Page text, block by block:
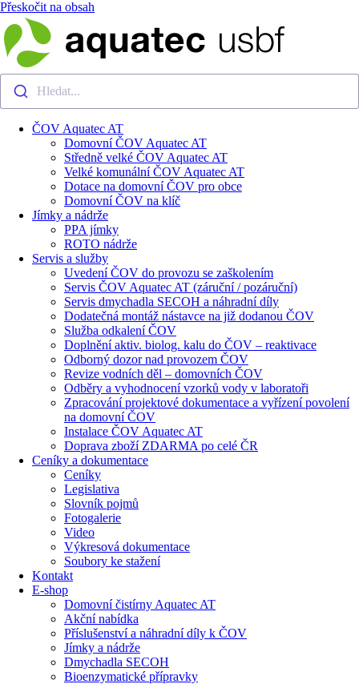
Přeskočit na obsah
Hledat...
ČOV Aquatec AT
Domovní ČOV Aquatec AT
Středně velké ČOV Aquatec AT
Velké komunální ČOV Aquatec AT
Dotace na domovní ČOV pro obce
Domovní ČOV na klíč
Jímky a nádrže
PPA jímky
ROTO nádrže
Servis a služby
Uvedení ČOV do provozu se zaškolením
Servis ČOV Aquatec AT (záruční / pozáruční)
Servis dmychadla SECOH a náhradní díly
Dodatečná montáž nástavce na již dodanou ČOV
Služba odkalení ČOV
Doplnění aktiv. biolog. kalu do ČOV – reaktivace
Odborný dozor nad provozem ČOV
Revize vodních děl – domovních ČOV
Odběry a vyhodnocení vzorků vody v laboratoři
Zpracování projektové dokumentace a vyřízení povolení
na domovní ČOV
Instalace ČOV Aquatec AT
Doprava zboží ZDARMA po celé ČR
Ceníky a dokumentace
Ceníky
Legislativa
Slovník pojmů
Fotogalerie
Video
Výkresová dokumentace
Soubory ke stažení
Kontakt
E-shop
Domovní čistírny Aquatec AT
Akční nabídka
Příslušenství a náhradní díly k ČOV
Jímky a nádrže
Dmychadla SECOH
Bioenzymatické přípravky